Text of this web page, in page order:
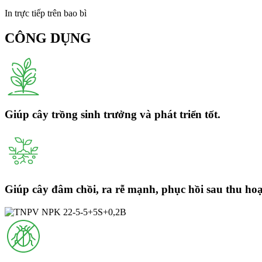
In trực tiếp trên bao bì
CÔNG DỤNG
Giúp cây trồng sinh trưởng và phát triển tốt.
Giúp cây đâm chồi, ra rễ mạnh, phục hồi sau thu